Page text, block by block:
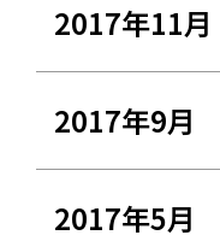
2017年11月
2017年9月
2017年5月